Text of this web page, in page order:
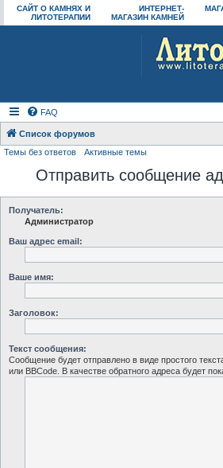
САЙТ О КАМНЯХ И
ЛИТОТЕРАПИИ
ИНТЕРНЕТ-
МАГАЗИН КАМНЕЙ
FAQ
Список форумов
Темы без ответов Активные темы
Отправить сообщение
Получатель:
Администратор
Ваш адрес email:
Ваше имя:
Заголовок:
Текст сообщения:
Сообщение будет отправлено в виде простого
или BBCode. В качестве обратного адреса будет